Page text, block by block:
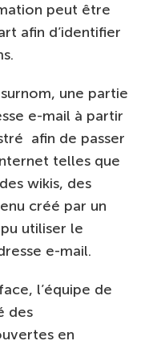
peut être
afin d’identifier
une partie
e-mail à partir
afin de passer
telles que
wikis, des
créé par un
utiliser le
e-mail.
l’équipe de
des
en